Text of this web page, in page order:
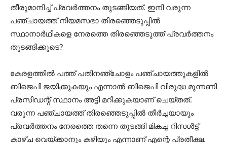
തീരുമാനിച്ച് പ്രവർത്തനം തുടങ്ങിയത്. ഇനി വരുന്ന
പഞ്ചായത്ത് നിയമസഭാ തിരഞ്ഞെടുപ്പിൽ
സ്ഥാനാർഥികളെ നേരത്തെ തിരഞ്ഞെടുത്ത് പ്രവർത്തനം
തുടങ്ങിക്കൂടെ?
കേരളത്തിൽ പത്ത് പതിനഞ്ചോളം പഞ്ചായത്തുകളിൽ
ബിജെപി ജയിക്കുകയും എന്നാൽ ബിജെപി വിരുദ്ധ മുന്നണി
പ്രസിഡന്റ് സ്ഥാനം അട്ടി മറിക്കുകയാണ് ചെയ്തത്.
വരുന്ന പഞ്ചായത്ത് തിരഞ്ഞെടുപ്പിൽ തീർച്ചയായും
പ്രവർത്തനം നേരത്തെ തന്നെ തുടങ്ങി മികച്ച റിസൾട്ട്
കാഴ്ച വെയ്ക്കാനും കഴിയും എന്നാണ് എന്റെ പ്രതീക്ഷ.